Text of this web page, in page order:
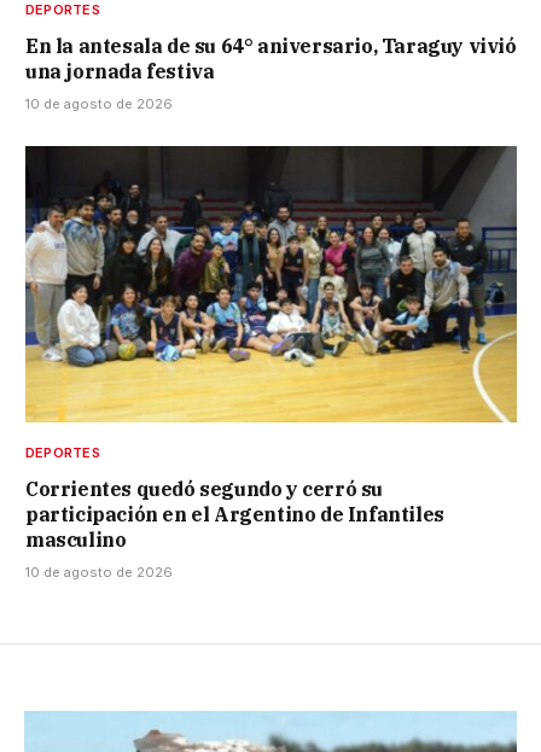
DEPORTES
En la antesala de su 64° aniversario, Taraguy vivió
una jornada festiva
10 de agosto de 2026
DEPORTES
Corrientes quedó segundo y cerró su
participación en el Argentino de Infantiles
masculino
10 de agosto de 2026